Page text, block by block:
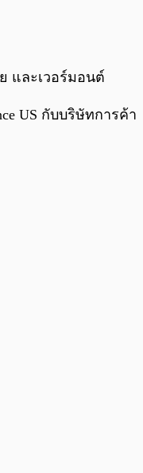
และเวอร์มอนต์
US กับบริษัทการค้า